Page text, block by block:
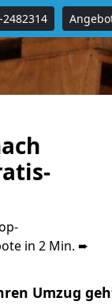
in 2 Min. ➨
Umzug